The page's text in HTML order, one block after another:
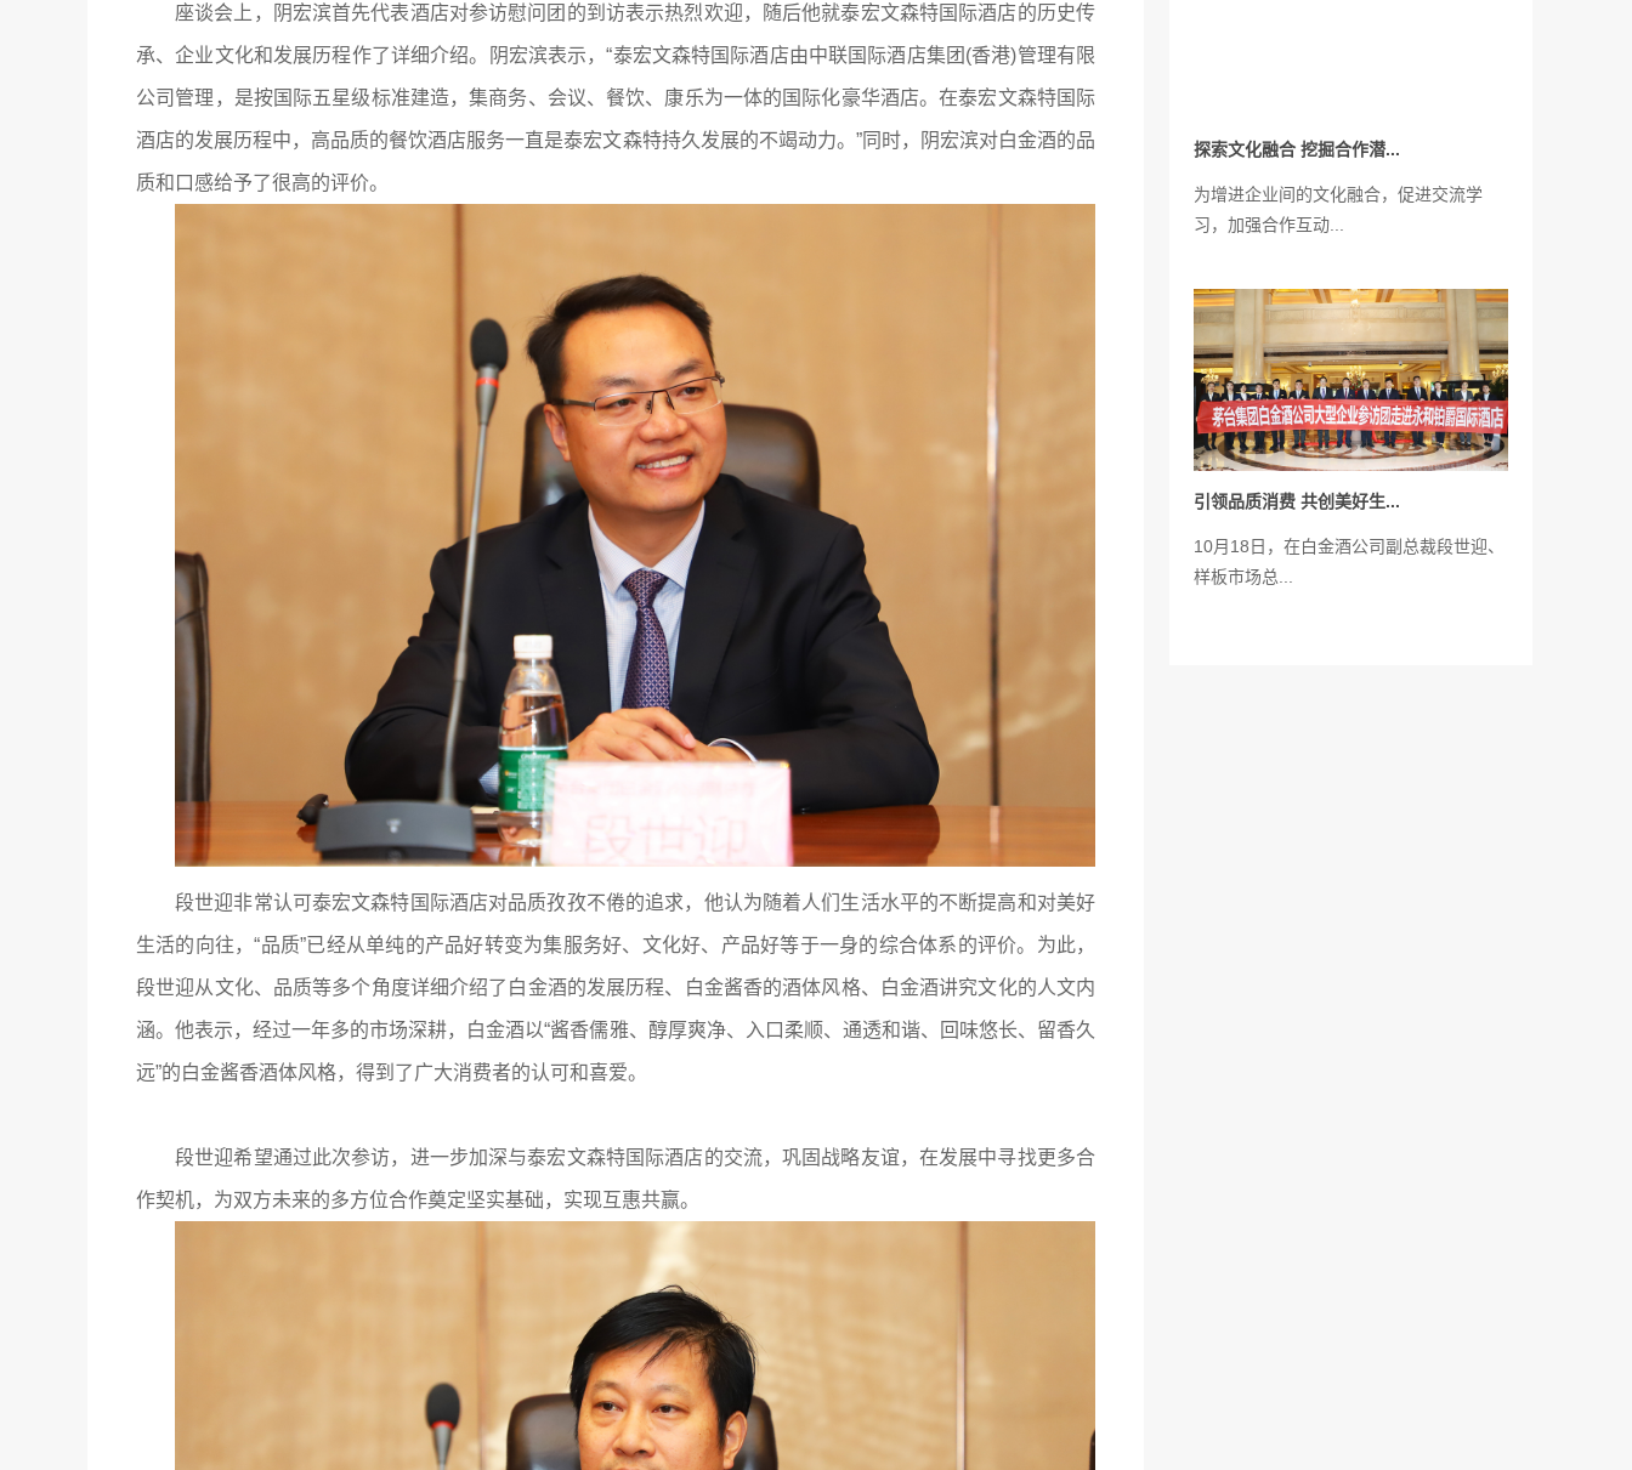
座谈会上，阴宏滨首先代表酒店对参访慰问团的到访表示热烈欢迎，随后他就泰宏文森特国际酒店的历史传
承、企业文化和发展历程作了详细介绍。阴宏滨表示，“泰宏文森特国际酒店由中联国际酒店集团(香港)管理有限
公司管理，是按国际五星级标准建造，集商务、会议、餐饮、康乐为一体的国际化豪华酒店。在泰宏文森特国际
酒店的发展历程中，高品质的餐饮酒店服务一直是泰宏文森特持久发展的不竭动力。”同时，阴宏滨对白金酒的品
质和口感给予了很高的评价。
段世迎非常认可泰宏文森特国际酒店对品质孜孜不倦的追求，他认为随着人们生活水平的不断提高和对美好
生活的向往，“品质”已经从单纯的产品好转变为集服务好、文化好、产品好等于一身的综合体系的评价。为此，
段世迎从文化、品质等多个角度详细介绍了白金酒的发展历程、白金酱香的酒体风格、白金酒讲究文化的人文内
涵。他表示，经过一年多的市场深耕，白金酒以“酱香儒雅、醇厚爽净、入口柔顺、通透和谐、回味悠长、留香久
远”的白金酱香酒体风格，得到了广大消费者的认可和喜爱。
段世迎希望通过此次参访，进一步加深与泰宏文森特国际酒店的交流，巩固战略友谊，在发展中寻找更多合
作契机，为双方未来的多方位合作奠定坚实基础，实现互惠共赢。
引领品质消费 共创美好生...
10月18日，在白金酒公司副总裁段世迎、
样板市场总...